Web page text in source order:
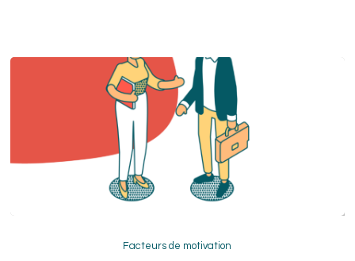
de
Facteurs de motivation